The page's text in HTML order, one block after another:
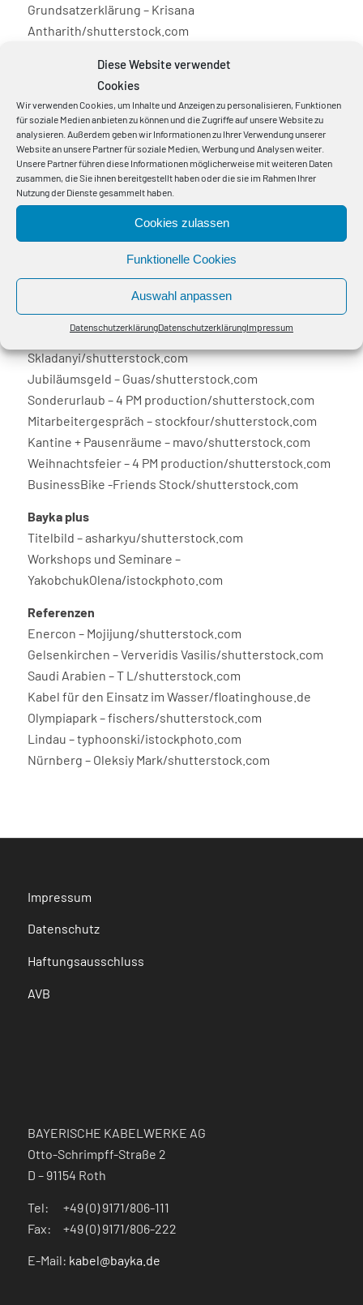
Diese Website verwendet
Cookies
Wir verwenden Cookies, um Inhalte und Anzeigen zu personalisieren, Funktionen
für soziale Medien anbieten zu können und die Zugriffe auf unsere Website zu
analysieren. Außerdem geben wir Informationen zu Ihrer Verwendung unserer
Website an unsere Partner für soziale Medien, Werbung und Analysen weiter.
Unsere Partner führen diese Informationen möglicherweise mit weiteren Daten
zusammen, die Sie ihnen bereitgestellt haben oder die sie im Rahmen Ihrer
Nutzung der Dienste gesammelt haben.
Cookies zulassen
Funktionelle Cookies
Auswahl anpassen
DatenschutzerklärungDatenschutzerklärungImpressum
Grundsatzerklärung – Krisana
Antharith/shutterstock.com
Die Bayka als Arbeitgeber
Gesundheitsvorsorge – iravgustin/shutterstock.com
Laufgruppe – Jacob Lund/shutterstock.com
Gesundheitstage – Africa Studio/shutterstock.com
Betriebliches Vorschlagswesen – small
smiles/shutterstock.com
Urlaub + Urlaubsgeld –https://rcphotostock.com
rcphotostock (19046)
Weihnachtsgeld – jakkapan/shutterstock.com
Betriebliche Altersvorsorge – simona pilolla
Fahrtgeld – Piyawat
Nandeenopparit/shutterstock.com
Vermögenswirksame Leistungen – Nazar
Skladanyi/shutterstock.com
Jubiläumsgeld – Guas/shutterstock.com
Sonderurlaub – 4 PM production/shutterstock.com
Mitarbeitergespräch – stockfour/shutterstock.com
Kantine + Pausenräume – mavo/shutterstock.com
Weihnachtsfeier – 4 PM production/shutterstock.com
BusinessBike -Friends Stock/shutterstock.com
Bayka plus
Titelbild – asharkyu/shutterstock.com
Workshops und Seminare –
YakobchukOlena/istockphoto.com
Referenzen
Enercon – Mojijung/shutterstock.com
Gelsenkirchen – Ververidis Vasilis/shutterstock.com
Saudi Arabien – T L/shutterstock.com
Kabel für den Einsatz im Wasser/floatinghouse.de
Olympiapark – fischers/shutterstock.com
Lindau – typhoonski/istockphoto.com
Nürnberg – Oleksiy Mark/shutterstock.com
Impressum
Datenschutz
Haftungsausschluss
AVB
BAYERISCHE KABELWERKE AG
Otto-Schrimpff-Straße 2
D – 91154 Roth
Tel: +49 (0) 9171/806-111
Fax: +49 (0) 9171/806-222
E-Mail: kabel@bayka.de